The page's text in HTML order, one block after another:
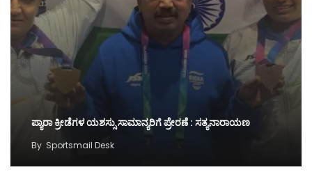
ಪ್ಯಾರಾ ಕ್ರೀಡೆಗಳ ಯಶಸ್ಸು ಸಾಮಾನ್ಯರಿಗೆ ಪ್ರೇರಣೆ : ಸತ್ಯನಾರಾಯಣ
By Sportsmail Desk